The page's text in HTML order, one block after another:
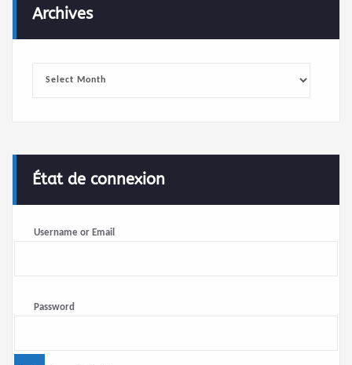
Archives
État de connexion
Username or Email
Password